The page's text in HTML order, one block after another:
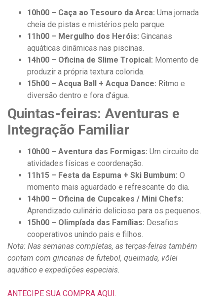
10h00 – Caça ao Tesouro da Arca: Uma jornada
cheia de pistas e mistérios pelo parque.
11h00 – Mergulho dos Heróis: Gincanas
aquáticas dinâmicas nas piscinas.
14h00 – Oficina de Slime Tropical: Momento de
produzir a própria textura colorida.
15h00 – Acqua Ball + Acqua Dance: Ritmo e
diversão dentro e fora d’água.
Quintas-feiras: Aventuras e
Integração Familiar
10h00 – Aventura das Formigas: Um circuito de
atividades físicas e coordenação.
11h15 – Festa da Espuma + Ski Bumbum: O
momento mais aguardado e refrescante do dia.
14h00 – Oficina de Cupcakes / Mini Chefs:
Aprendizado culinário delicioso para os pequenos.
15h00 – Olimpíada das Famílias: Desafios
cooperativos unindo pais e filhos.
Nota: Nas semanas completas, as terças-feiras também
contam com gincanas de futebol, queimada, vôlei
aquático e expedições especiais.
ANTECIPE SUA COMPRA AQUI.